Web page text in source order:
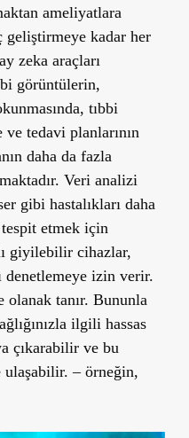
ameliyatlara
geliştirmeye kadar her
zeka araçları
görüntülerin,
tıbbi
tedavi planlarının
daha da fazla
Veri analizi
gibi hastalıkları daha
tespit etmek için
giyilebilir cihazlar,
denetlemeye izin verir.
olanak tanır. Bununla
ilgili hassas
çıkarabilir ve bu
– örneğin,